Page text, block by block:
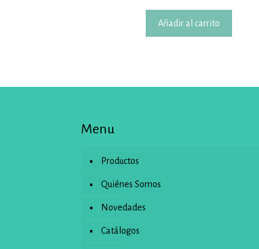
Añadir al carrito
Menu
Productos
Quiénes Somos
Novedades
Catálogos